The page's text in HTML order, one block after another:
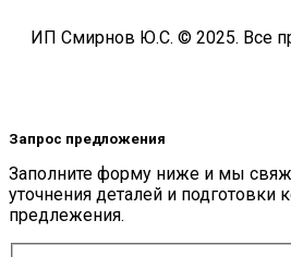
ИП Смирнов Ю.С. © 2025. Все
Запрос предложения
Заполните форму ниже и мы
уточнения деталей и подготовки
предлежения.